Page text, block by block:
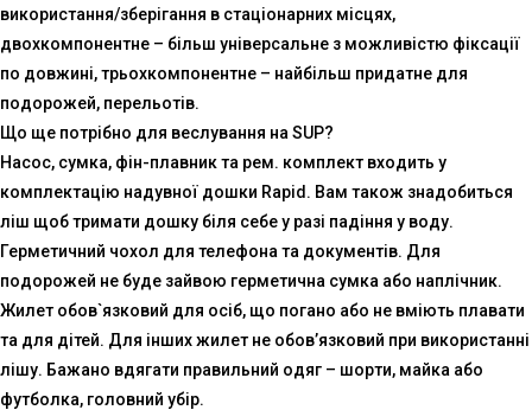
використання/зберігання в стаціонарних місцях,
двохкомпонентне – більш універсальне з можливістю фіксації
по довжині, трьохкомпонентне – найбільш придатне для
подорожей, перельотів.
Що ще потрібно для веслування на SUP?
Насос, сумка, фін-плавник та рем. комплект входить у
комплектацію надувної дошки Rapid. Вам також знадобиться
ліш щоб тримати дошку біля себе у разі падіння у воду.
Герметичний чохол для телефона та документів. Для
подорожей не буде зайвою герметична сумка або наплічник.
Жилет обов`язковий для осіб, що погано або не вміють плавати
та для дітей. Для інших жилет не обов’язковий при використанні
лішу. Бажано вдягати правильний одяг – шорти, майка або
футболка, головний убір.